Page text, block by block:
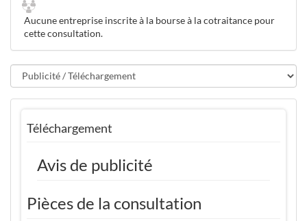
Aucune entreprise inscrite à la bourse à la cotraitance pour
cette consultation.
Téléchargement
Avis de publicité
Pièces de la consultation